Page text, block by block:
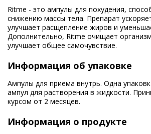
Ritme - это ампулы для похудения,
снижению массы тела. Препарат
улучшает расщепление жиров и
Дополнительно, Ritme очищает
улучшает общее самочувствие.
Информация об упаковке
Ампулы для приема внутрь. Одна
ампул для растворения в жидкости.
курсом от 2 месяцев.
Информация о продукте